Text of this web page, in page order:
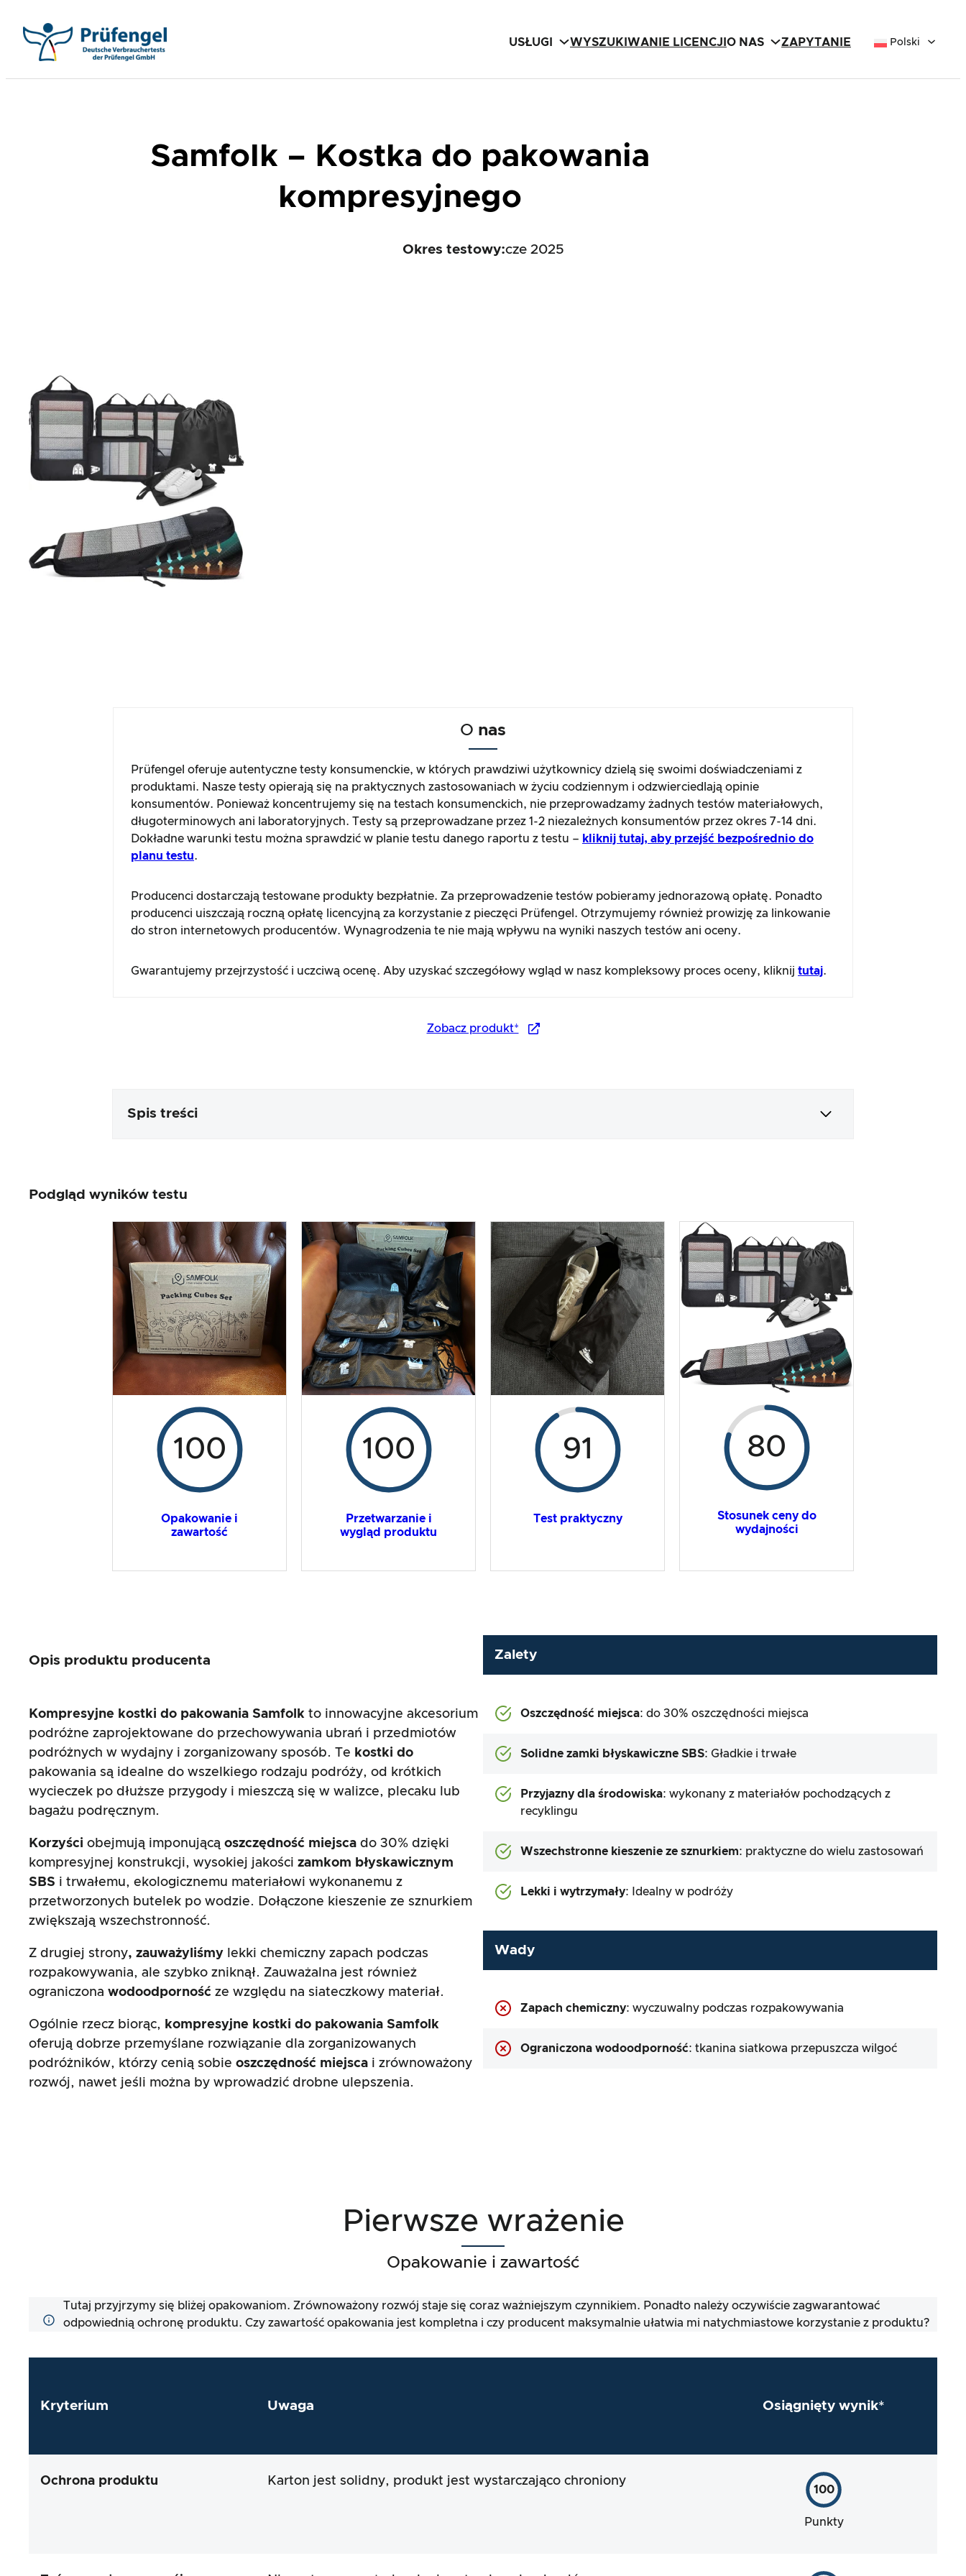
USŁUGI WYSZUKIWANIE LICENCJI O NAS ZAPYTANIE Polski
Samfolk – Kostka do pakowania
kompresyjnego
Okres testowy:cze 2025
O nas
Prüfengel oferuje autentyczne testy konsumenckie, w których prawdziwi użytkownicy dzielą się swoimi doświadczeniami z
produktami. Nasze testy opierają się na praktycznych zastosowaniach w życiu codziennym i odzwierciedlają opinie
konsumentów. Ponieważ koncentrujemy się na testach konsumenckich, nie przeprowadzamy żadnych testów materiałowych,
długoterminowych ani laboratoryjnych. Testy są przeprowadzane przez 1-2 niezależnych konsumentów przez okres 7-14 dni.
Dokładne warunki testu można sprawdzić w planie testu danego raportu z testu – kliknij tutaj, aby przejść bezpośrednio do
planu testu.
Producenci dostarczają testowane produkty bezpłatnie. Za przeprowadzenie testów pobieramy jednorazową opłatę. Ponadto
producenci uiszczają roczną opłatę licencyjną za korzystanie z pieczęci Prüfengel. Otrzymujemy również prowizję za linkowanie
do stron internetowych producentów. Wynagrodzenia te nie mają wpływu na wyniki naszych testów ani oceny.
Gwarantujemy przejrzystość i uczciwą ocenę. Aby uzyskać szczegółowy wgląd w nasz kompleksowy proces oceny, kliknij tutaj.
Zobacz produkt*
Spis treści
Przetwarzanie i wygląd produktu
Test praktyczny
Stosunek ceny do wydajności
Wynik ogólny
Podgląd wyników testu
100
Opakowanie i
zawartość
100
Przetwarzanie i
wygląd produktu
91
Test praktyczny
80
Stosunek ceny do
wydajności
Opis produktu producenta
Kompresyjne kostki do pakowania Samfolk to innowacyjne akcesorium
podróżne zaprojektowane do przechowywania ubrań i przedmiotów
podróżnych w wydajny i zorganizowany sposób. Te kostki do
pakowania są idealne do wszelkiego rodzaju podróży, od krótkich
wycieczek po dłuższe przygody i mieszczą się w walizce, plecaku lub
bagażu podręcznym.
Korzyści obejmują imponującą oszczędność miejsca do 30% dzięki
kompresyjnej konstrukcji, wysokiej jakości zamkom błyskawicznym
SBS i trwałemu, ekologicznemu materiałowi wykonanemu z
przetworzonych butelek po wodzie. Dołączone kieszenie ze sznurkiem
zwiększają wszechstronność.
Z drugiej strony, zauważyliśmy lekki chemiczny zapach podczas
rozpakowywania, ale szybko zniknął. Zauważalna jest również
ograniczona wodoodporność ze względu na siateczkowy materiał.
Ogólnie rzecz biorąc, kompresyjne kostki do pakowania Samfolk
oferują dobrze przemyślane rozwiązanie dla zorganizowanych
podróżników, którzy cenią sobie oszczędność miejsca i zrównoważony
rozwój, nawet jeśli można by wprowadzić drobne ulepszenia.
Zalety
Oszczędność miejsca: do 30% oszczędności miejsca
Solidne zamki błyskawiczne SBS: Gładkie i trwałe
Przyjazny dla środowiska: wykonany z materiałów pochodzących z
recyklingu
Wszechstronne kieszenie ze sznurkiem: praktyczne do wielu zastosowań
Lekki i wytrzymały: Idealny w podróży
Wady
Zapach chemiczny: wyczuwalny podczas rozpakowywania
Ograniczona wodoodporność: tkanina siatkowa przepuszcza wilgoć
Pierwsze wrażenie
Opakowanie i zawartość
Tutaj przyjrzymy się bliżej opakowaniom. Zrównoważony rozwój staje się coraz ważniejszym czynnikiem. Ponadto należy oczywiście zagwarantować
odpowiednią ochronę produktu. Czy zawartość opakowania jest kompletna i czy producent maksymalnie ułatwia mi natychmiastowe korzystanie z produktu?
Kryterium Uwaga Osiągnięty wynik*
Ochrona produktu Karton jest solidny, produkt jest wystarczająco chroniony
100
Punkty